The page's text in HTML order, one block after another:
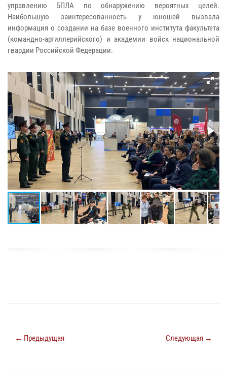
управлению БПЛА по обнаружению вероятных целей.
Наибольшую заинтересованность у юношей вызвала
информация о создании на базе военного института факультета
(командно-артиллерийского) и академии войск национальной
гвардии Российской Федерации.
← Предыдущая Следующая →